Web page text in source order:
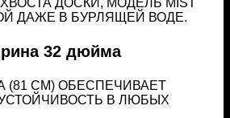
ДАЖЕ В БУРЛЯЩЕЙ ВОДЕ.
32 дюйма
(81 СМ) ОБЕСПЕЧИВАЕТ
В ЛЮБЫХ